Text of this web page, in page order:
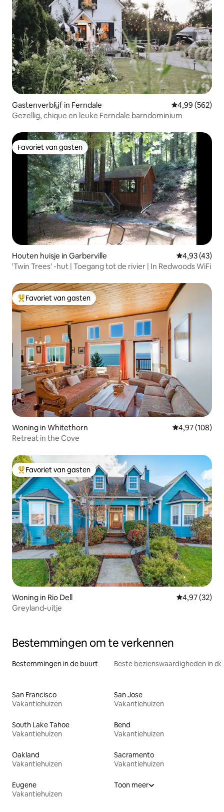
Gastenverblijf in Ferndale Gemiddelde
4,99 (562)
Gezellig, chique en leuke Ferndale barndominium
Favoriet van gasten
Favoriet van gasten
Houten huisje in Garberville Gemiddelde
4,93 (43)
'Twin Trees' -hut | Toegang tot de rivier | In Redwoods WiFi
Topfavoriet van gasten
Favoriet van gasten
Woning in Whitethorn Gemiddelde
4,97 (108)
Retreat in the Cove
Topfavoriet van gasten
Favoriet van gasten
Woning in Rio Dell Gemiddelde
4,97 (32)
Greyland-uitje
Bestemmingen om te verkennen
Bestemmingen in de buurt Beste bezienswaardigheden in
San Francisco
Vakantiehuizen
San Jose
Vakantiehuizen
South Lake Tahoe
Vakantiehuizen
Bend
Vakantiehuizen
Oakland
Vakantiehuizen
Sacramento
Vakantiehuizen
Eugene
Vakantiehuizen
Toon meer